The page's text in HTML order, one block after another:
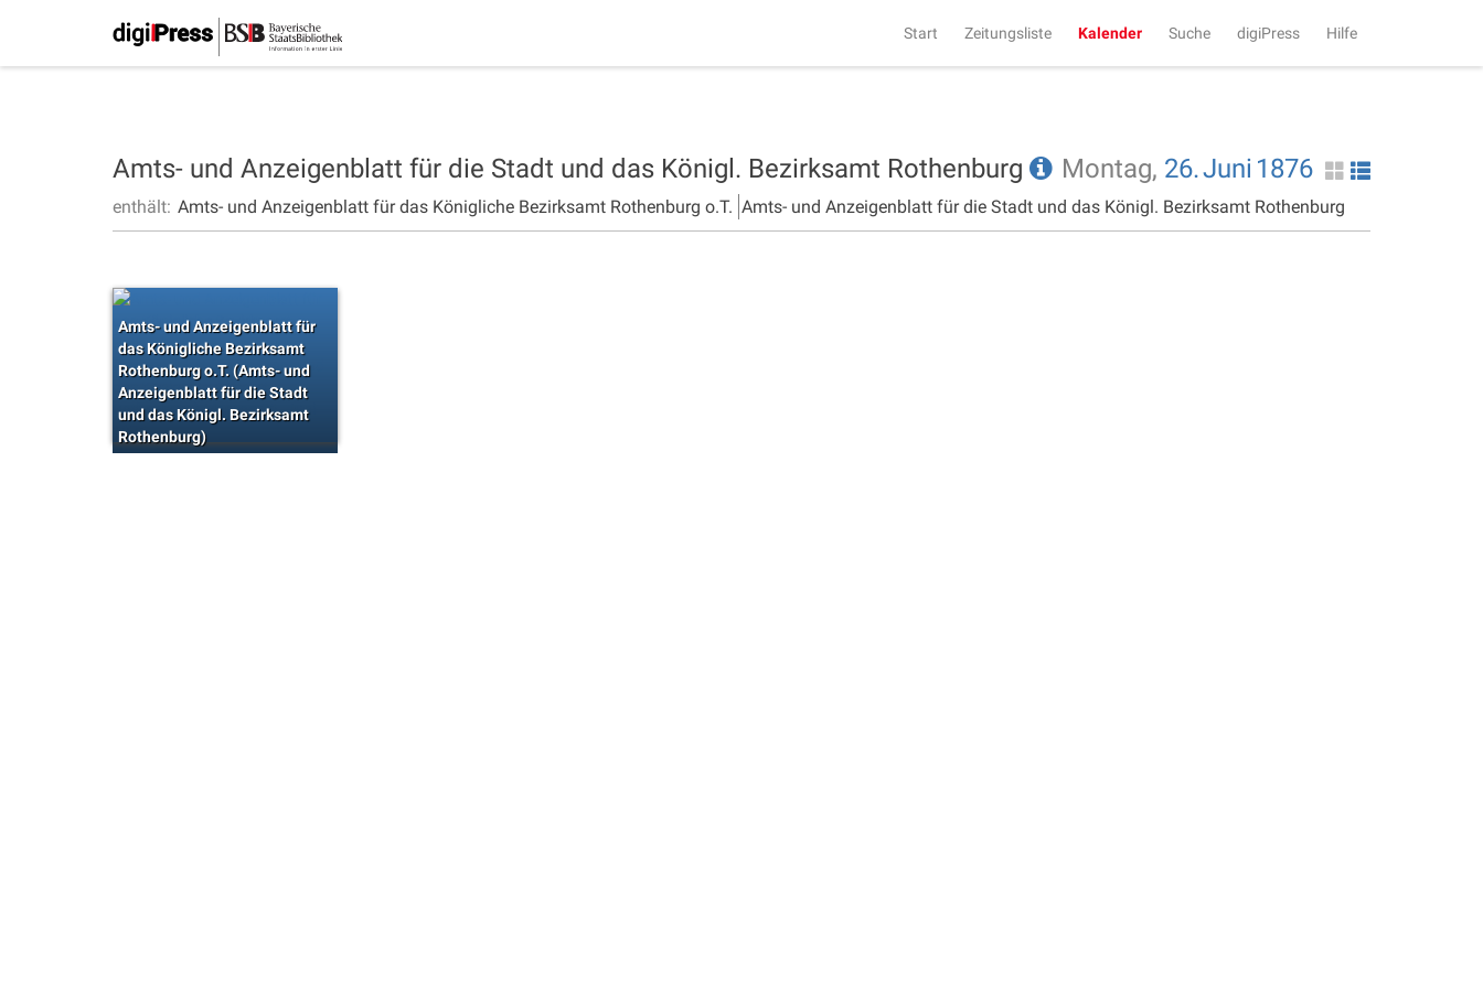
Start Zeitungsliste Kalender Suche digiPress Hilfe
Amts- und Anzeigenblatt für die Stadt und das Königl. Bezirksamt Rothenburg Montag, 26.Juni 1876
enthält: Amts- und Anzeigenblatt für das Königliche Bezirksamt Rothenburg o.T. Amts- und Anzeigenblatt für die Stadt und das Königl. Bezirksamt Rothenburg
Amts- und Anzeigenblatt für
das Königliche Bezirksamt
Rothenburg o.T. (Amts- und
Anzeigenblatt für die Stadt
und das Königl. Bezirksamt
Rothenburg)